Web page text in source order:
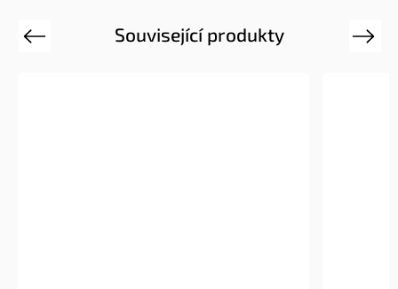
Související produkty
Previous Next